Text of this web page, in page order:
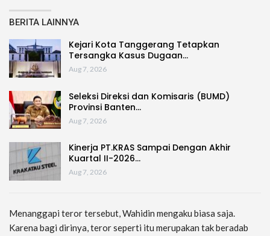
BERITA LAINNYA
Kejari Kota Tanggerang Tetapkan
Tersangka Kasus Dugaan…
Aug 7, 2026
Seleksi Direksi dan Komisaris (BUMD)
Provinsi Banten…
Aug 7, 2026
Kinerja PT.KRAS Sampai Dengan Akhir
Kuartal II-2026…
Aug 7, 2026
Menanggapi teror tersebut, Wahidin mengaku biasa saja.
Karena bagi dirinya, teror seperti itu merupakan tak beradab